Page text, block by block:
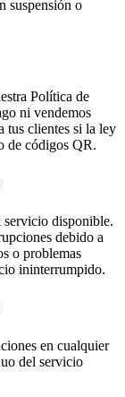
suspensión o
Política de
ni vendemos
tus clientes si la ley
de códigos QR.
servicio disponible.
debido a
o problemas
ininterrumpido.
en cualquier
del servicio